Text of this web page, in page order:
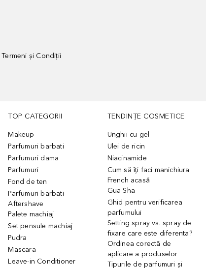
Termeni și Condiții
TOP CATEGORII
Makeup
Parfumuri barbati
Parfumuri dama
Parfumuri
Fond de ten
Parfumuri barbati -
Aftershave
Palete machiaj
Set pensule machiaj
Pudra
Mascara
Leave-in Conditioner
TENDINȚE COSMETICE
Unghii cu gel
Ulei de ricin
Niacinamide
Cum să îți faci manichiura
French acasă
Gua Sha
Ghid pentru verificarea
parfumului
Setting spray vs. spray de
fixare care este diferenta?
Ordinea corectă de
aplicare a produselor
Tipurile de parfumuri și